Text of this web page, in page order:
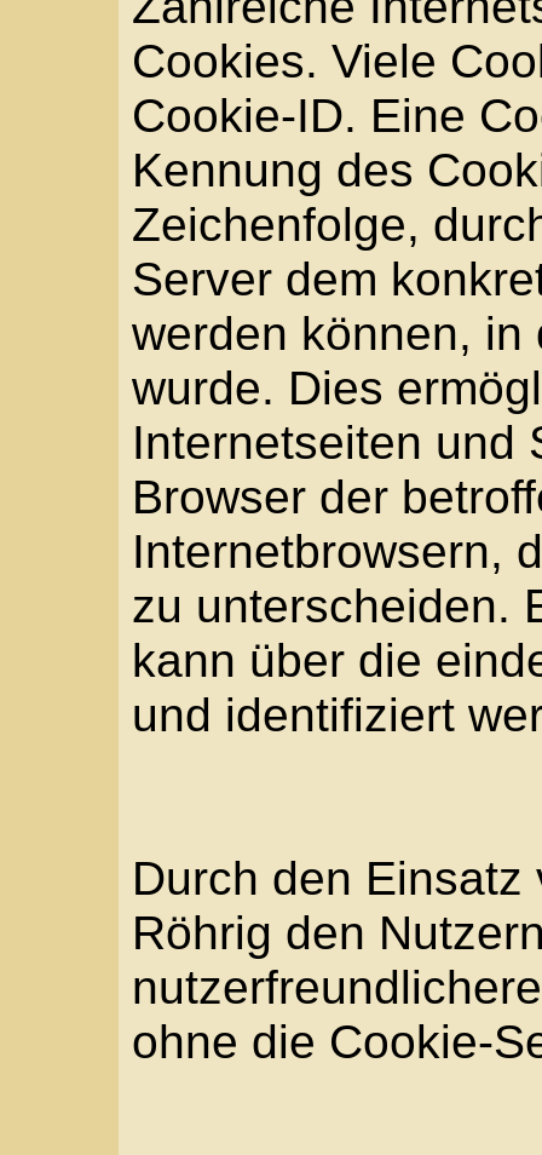
Die betroffene
Cookies durch
mittels einer
genutzten
der Setzung von
widersprechen.
Cookies jederzeit
andere
Dies ist in allen
möglich. Deaktiviert
Setzung von Cookies
Internetbrowser, sind
Funktionen unserer
nutzbar.
4. Erfassung von
Informationen
Die Internetseite der
jedem Aufruf der